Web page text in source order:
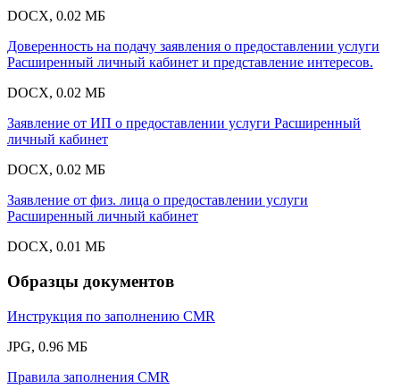
DOCX, 0.02 МБ
Доверенность на подачу заявления о предоставлении услуги
Расширенный личный кабинет и представление интересов.
DOCX, 0.02 МБ
Заявление от ИП о предоставлении услуги Расширенный
личный кабинет
DOCX, 0.02 МБ
Заявление от физ. лица о предоставлении услуги
Расширенный личный кабинет
DOCX, 0.01 МБ
Образцы документов
Инструкция по заполнению CMR
JPG, 0.96 МБ
Правила заполнения CMR